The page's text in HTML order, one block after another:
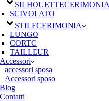
SILHOUETTECERIMONIA
SCIVOLATO
STILECERIMONIA
LUNGO
CORTO
TAILLEUR
Accessori
accessori sposa
Accessori sposo
Blog
Contatti